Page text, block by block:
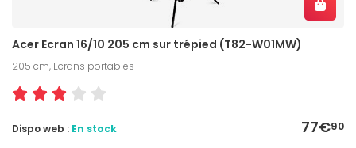
Acer Ecran 16/10 205 cm sur trépied (T82-W01MW)
205 cm, Ecrans portables
77€90
Dispo web : En stock